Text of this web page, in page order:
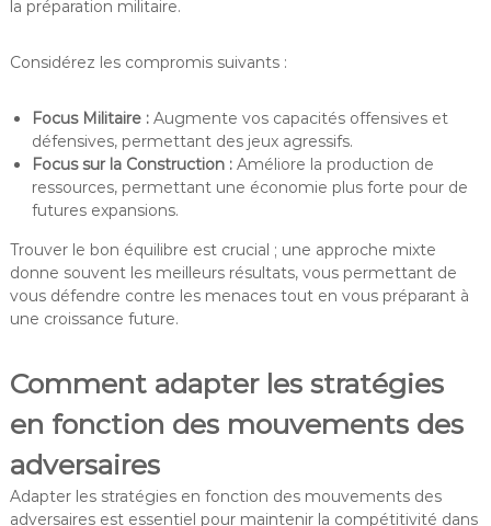
la préparation militaire.
Considérez les compromis suivants :
Focus Militaire :Augmente vos capacités offensives et
défensives, permettant des jeux agressifs.
Focus sur la Construction :Améliore la production de
ressources, permettant une économie plus forte pour de
futures expansions.
Trouver le bon équilibre est crucial ; une approche mixte
donne souvent les meilleurs résultats, vous permettant de
vous défendre contre les menaces tout en vous préparant à
une croissance future.
Comment adapter les stratégies
en fonction des mouvements des
adversaires
Adapter les stratégies en fonction des mouvements des
adversaires est essentiel pour maintenir la compétitivité dans